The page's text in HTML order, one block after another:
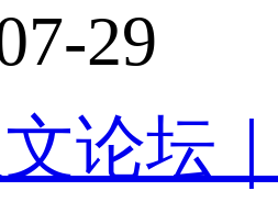
29
论坛